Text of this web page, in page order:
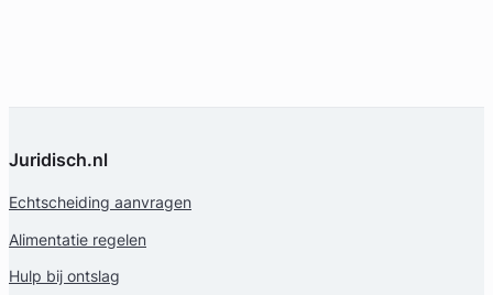
Juridisch.nl
Echtscheiding aanvragen
Alimentatie regelen
Hulp bij ontslag